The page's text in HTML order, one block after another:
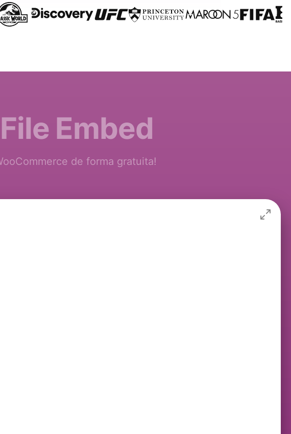
Embed
de forma gratuita!